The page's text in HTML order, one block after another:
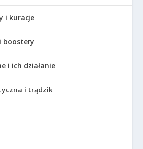
i kuracje
boostery
i ich działanie
i trądzik